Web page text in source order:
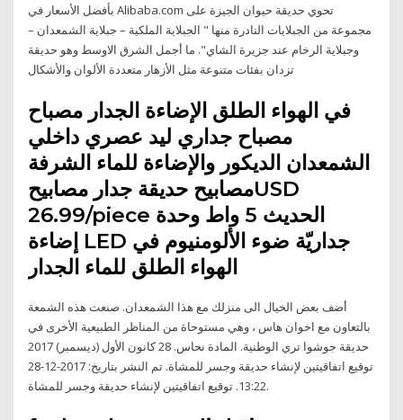
بأفضل الأسعار في Alibaba.com تحوي حديقة حيوان الجيزة على
مجموعة من الجبلايات النادرة منها " الجبلاية الملكية – جبلاية الشمعدان –
وجبلاية الرخام عند جزيرة الشاي". ما أجمل الشرق الاوسط وهو حديقة
تزدان بفئات متنوعة مثل الأزهار متعددة الألوان والأشكال
في الهواء الطلق الإضاءة الجدار مصباح
مصباح جداري ليد عصري داخلي
الشمعدان الديكور والإضاءة للماء الشرفة
مصابيح حديقة جدار مصابيحUSD
26.99/piece الحديث 5 واط وحدة
إضاءة LED جداريّة ضوء الألومنيوم في
الهواء الطلق للماء الجدار
أضف بعض الخيال الى منزلك مع هذا الشمعدان. صنعت هذه الشمعة
بالتعاون مع اخوان هاس ، وهي مستوحاة من المناظر الطبيعية الأخرى في
حديقة جوشوا تري الوطنية. المادة نحاس. 28 كانون الأول (ديسمبر) 2017
توقيع اتفاقيتين لإنشاء حديقة وجسر للمشاة. تم النشر بتاريخ: 2017-12-28
13:22. توقيع اتفاقيتين لإنشاء حديقة وجسر للمشاة.